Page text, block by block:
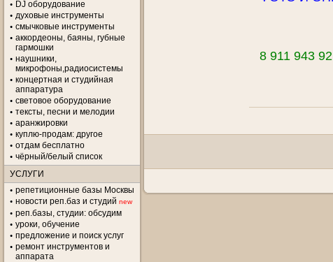
DJ оборудование
духовые инструменты
смычковые инструменты
аккордеоны, баяны, губные
гармошки
наушники,
микрофоны,радиосистемы
концертная и студийная
аппаратура
световое оборудование
тексты, песни и мелодии
аранжировки
куплю-продам: другое
отдам бесплатно
чёрный/белый список
УСЛУГИ
репетиционные базы Москвы
новости реп.баз и студий new
реп.базы, студии: обсудим
уроки, обучение
предложение и поиск услуг
ремонт инструментов и
аппарата
8 911 943